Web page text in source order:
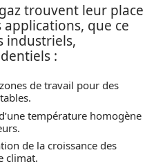
trouvent leur place
que ce
industriels,
:
de travail pour des
température homogène
de la croissance des
climat.